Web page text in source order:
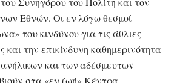
Εθνών. Οι εν λόγω θεσμοί
του κινδύνου για τις άθλιες
και την επικίνδυνη καθημερινότητα
και των αδέσμευτων